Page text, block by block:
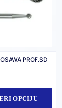
PROF.SD
OPCIJU